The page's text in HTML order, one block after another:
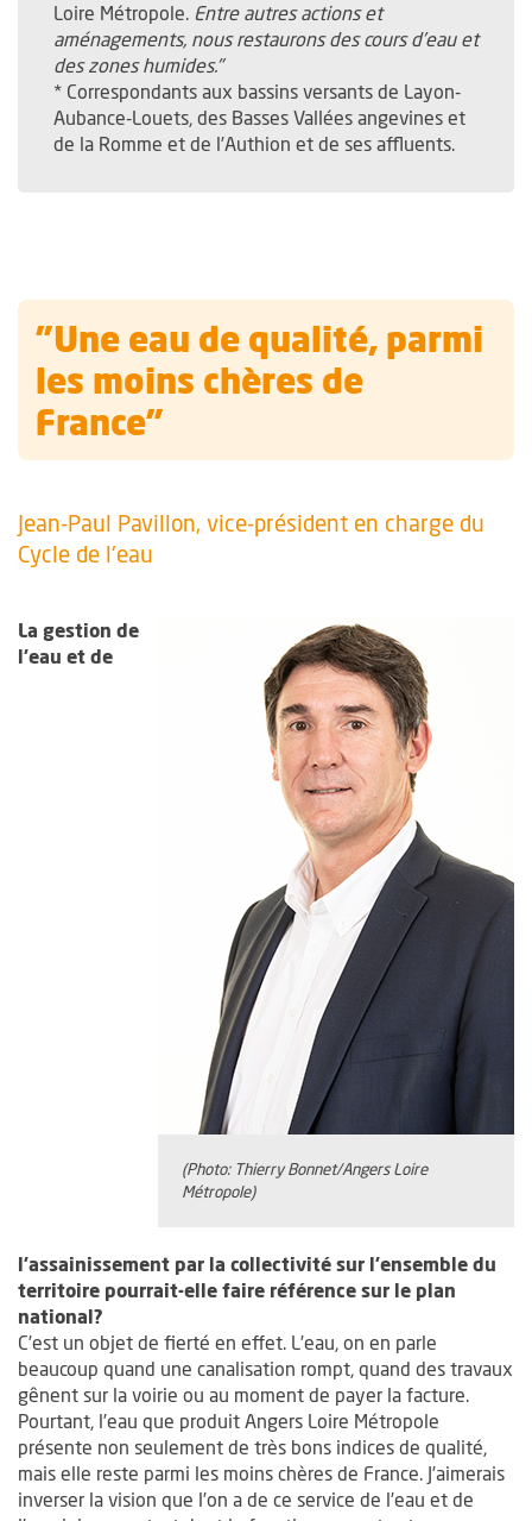
Loire Métropole. Entre autres actions et
aménagements, nous restaurons des cours d’eau et
des zones humides."
* Correspondants aux bassins versants de Layon-
Aubance-Louets, des Basses Vallées angevines et
de la Romme et de l’Authion et de ses affluents.
"Une eau de qualité, parmi
les moins chères de
France"
Jean-Paul Pavillon, vice-président en charge du
Cycle de l'eau
(Photo: Thierry Bonnet/Angers Loire
Métropole)
La gestion de
l’eau et de
l’assainissement par la collectivité sur l’ensemble du
territoire pourrait-elle faire référence sur le plan
national?
C’est un objet de fierté en effet. L’eau, on en parle
beaucoup quand une canalisation rompt, quand des travaux
gênent sur la voirie ou au moment de payer la facture.
Pourtant, l’eau que produit Angers Loire Métropole
présente non seulement de très bons indices de qualité,
mais elle reste parmi les moins chères de France. J’aimerais
inverser la vision que l’on a de ce service de l’eau et de